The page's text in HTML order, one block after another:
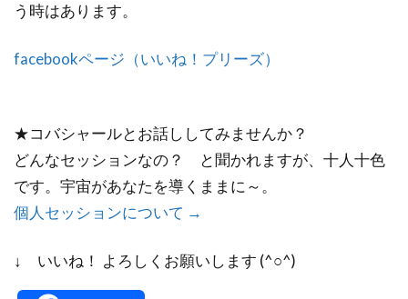
う時はあります。
facebookページ（いいね！プリーズ）
★コバシャールとお話ししてみませんか？
どんなセッションなの？ と聞かれますが、十人十色
です。宇宙があなたを導くままに～。
個人セッションについて →
↓ いいね！ よろしくお願いします (^○^)